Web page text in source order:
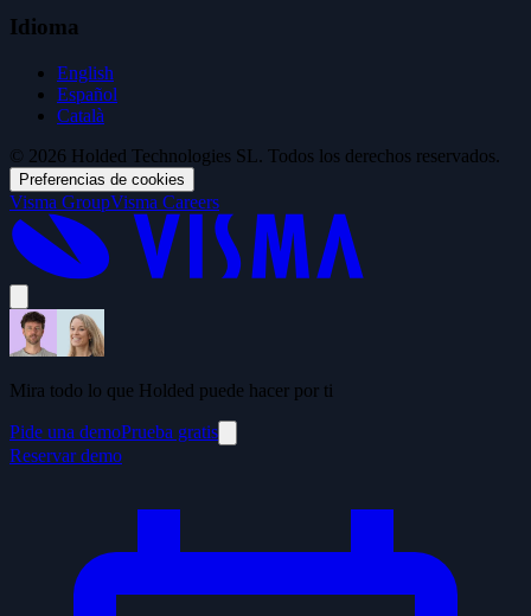
Idioma
English
Español
Català
© 2026 Holded Technologies SL. Todos los derechos reservados.
Preferencias de cookies
Visma GroupVisma Careers
Mira todo lo que Holded puede hacer por ti
Pide una demoPrueba gratis
Reservar demo